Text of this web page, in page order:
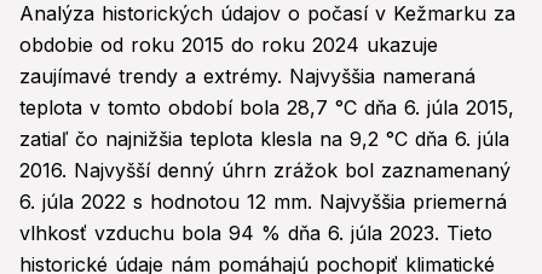
Analýza historických údajov o počasí v Kežmarku za
obdobie od roku 2015 do roku 2024 ukazuje
zaujímavé trendy a extrémy. Najvyššia nameraná
teplota v tomto období bola 28,7 °C dňa 6. júla 2015,
zatiaľ čo najnižšia teplota klesla na 9,2 °C dňa 6. júla
2016. Najvyšší denný úhrn zrážok bol zaznamenaný
6. júla 2022 s hodnotou 12 mm. Najvyššia priemerná
vlhkosť vzduchu bola 94 % dňa 6. júla 2023. Tieto
historické údaje nám pomáhajú pochopiť klimatické